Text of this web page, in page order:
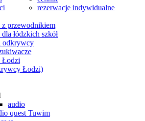
rezerwacje indywidualne
przewodnikiem
łódzkich szkół
odkrywcy
Łodzi
Łodzi)
audio
quest Tuwim